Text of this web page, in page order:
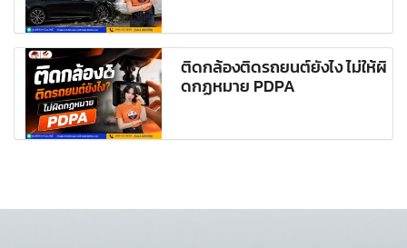
ติดกล้องติดรถยนต์ยังไง ไม่ให้ผิ
ดกฏหมาย PDPA